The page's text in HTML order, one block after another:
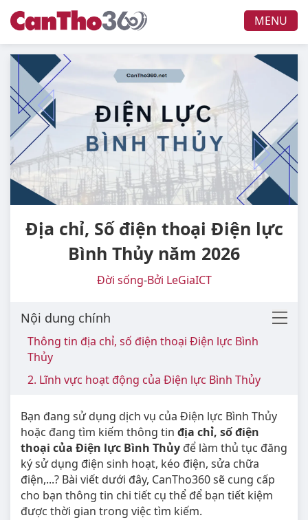
MENU
Địa chỉ, Số điện thoại Điện lực
Bình Thủy năm 2026
Đời sống-Bởi LeGiaICT
Nội dung chính
Thông tin địa chỉ, số điện thoại Điện lực Bình
Thủy
2. Lĩnh vực hoạt động của Điện lực Bình Thủy
Bạn đang sử dụng dịch vụ của Điện lực Bình Thủy
hoặc đang tìm kiếm thông tin địa chỉ, số điện
thoại của Điện lực Bình Thủy để làm thủ tục đăng
ký sử dụng điện sinh hoạt, kéo điện, sửa chữa
điện,...? Bài viết dưới đây, CanTho360 sẽ cung cấp
cho bạn thông tin chi tiết cụ thể để bạn tiết kiệm
được thời gian trong việc tìm kiếm.